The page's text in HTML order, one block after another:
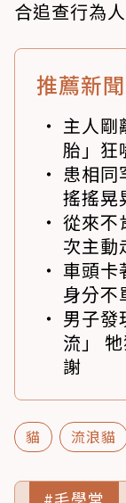
合追查行為人
推薦新聞
主人剛
胎」狂
患相同
搖搖晃
從來不
次主動
車頭卡
身分不
男子發
流」
謝
貓 流浪貓
#毛學堂